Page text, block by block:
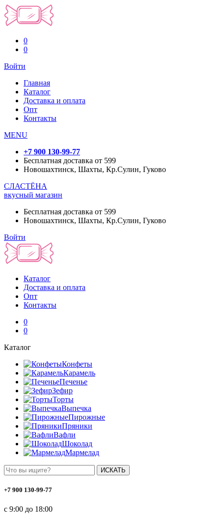
0
0
Войти
Главная
Каталог
Доставка и оплата
Опт
Контакты
MENU
+7 900 130-99-77
Бесплатная доставка от 599
Новошахтинск, Шахты, Кр.Сулин, Гуково
СЛАСТЁНА
вкусный магазин
Бесплатная доставка от 599
Новошахтинск, Шахты, Кр.Сулин, Гуково
Войти
Каталог
Доставка и оплата
Опт
Контакты
0
0
Каталог
Конфеты
Карамель
Печенье
Зефир
Торты
Выпечка
Пирожные
Пряники
Вафли
Шоколад
Мармелад
ИСКАТЬ
+7 900 130-99-77
с 9:00 до 18:00